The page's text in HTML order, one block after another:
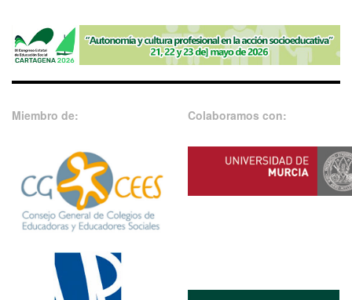
Miembro de: Colaboramos con: